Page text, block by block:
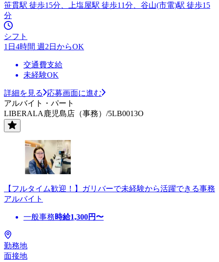
笹貫駅 徒歩15分、上塩屋駅 徒歩11分、谷山(市電)駅 徒歩15
分
シフト
1日4時間 週2日からOK
交通費支給
未経験OK
詳細を見る
応募画面に進む
アルバイト・パート
LIBERALA鹿児島店（事務）/5LB0013O
【フルタイム歓迎！】ガリバーで未経験から活躍できる事務
アルバイト
一般事務時給1,300円〜
勤務地
面接地